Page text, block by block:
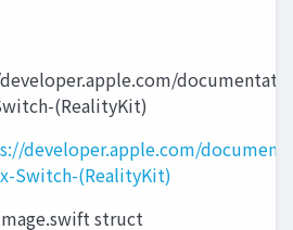
(RealityKit)
developer.apple.com/
Switch-(RealityKit)
struct